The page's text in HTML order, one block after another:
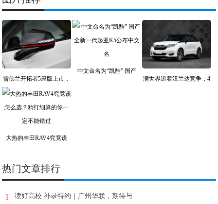
雪佛兰开拓者5座版上市，
中文命名为“凯酷” 国产
满世界追着汉兰达竞争，4
大热的丰田RAV4究竟该
热门文章排行
1 读好高校 补录特约｜广州华联，期待与